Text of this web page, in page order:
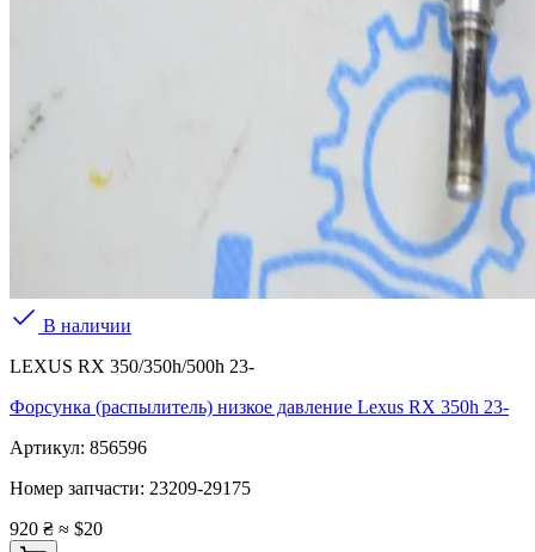
В наличии
LEXUS RX 350/350h/500h 23-
Форсунка (распылитель) низкое давление Lexus RX 350h 23-
Артикул: 856596
Номер запчасти: 23209-29175
920 ₴ ≈ $20